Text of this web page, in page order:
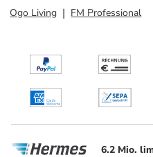
Ogo Living
FM Professional
6.2 Mio.